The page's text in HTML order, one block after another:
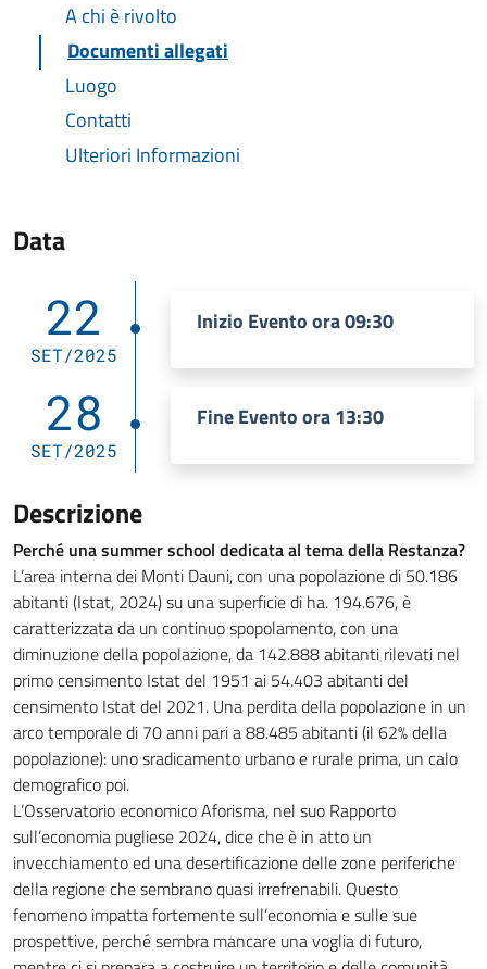
A chi è rivolto
Documenti allegati
Luogo
Contatti
Ulteriori Informazioni
Data
22
SET/2025
Inizio Evento ora 09:30
28
SET/2025
Fine Evento ora 13:30
Descrizione
Perché una summer school dedicata al tema della Restanza?
L’area interna dei Monti Dauni, con una popolazione di 50.186
abitanti (Istat, 2024) su una superficie di ha. 194.676, è
caratterizzata da un continuo spopolamento, con una
diminuzione della popolazione, da 142.888 abitanti rilevati nel
primo censimento Istat del 1951 ai 54.403 abitanti del
censimento Istat del 2021. Una perdita della popolazione in un
arco temporale di 70 anni pari a 88.485 abitanti (il 62% della
popolazione): uno sradicamento urbano e rurale prima, un calo
demografico poi.
L’Osservatorio economico Aforisma, nel suo Rapporto
sull’economia pugliese 2024, dice che è in atto un
invecchiamento ed una desertificazione delle zone periferiche
della regione che sembrano quasi irrefrenabili. Questo
fenomeno impatta fortemente sull’economia e sulle sue
prospettive, perché sembra mancare una voglia di futuro,